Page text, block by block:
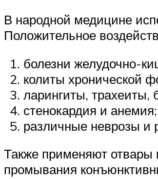
В народной медицине
Положительное
болезни желудочно-
колиты хронической
ларингиты, трахеиты,
стенокардия и анемия;
различные неврозы и
Также применяют отвары
промывания